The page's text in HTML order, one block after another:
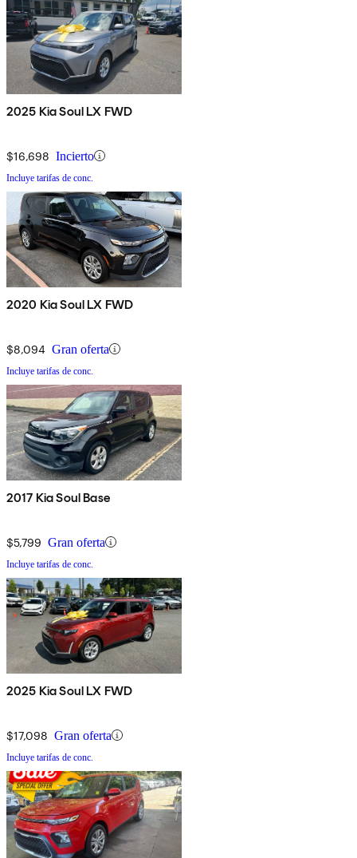
2025 Kia Soul LX FWD
$16,698 Incierto
Incluye tarifas de conc.
2020 Kia Soul LX FWD
$8,094 Gran oferta
Incluye tarifas de conc.
2017 Kia Soul Base
$5,799 Gran oferta
Incluye tarifas de conc.
2025 Kia Soul LX FWD
$17,098 Gran oferta
Incluye tarifas de conc.